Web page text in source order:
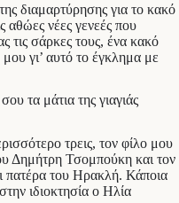
διαμαρτύρησης για το κακό
αθώες νέες γενεές που
τις σάρκες τους, ένα κακό
γι’ αυτό το έγκλημα με
τα μάτια της γιαγιάς
τρεις, τον φίλο μου
Δημήτρη Τσομπούκη και τον
πατέρα του Ηρακλή. Κάποια
ιδιοκτησία ο Ηλία